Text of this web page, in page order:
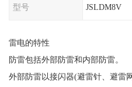
型号 JSLDM8V
雷电的特性
防雷包括外部防雷和内部防雷。
外部防雷以接闪器(避雷针、避雷